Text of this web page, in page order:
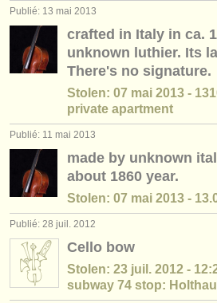
Publié: 13 mai 2013
crafted in Italy in ca.
unknown luthier. Its
There's no signature.
Stolen: 07 mai 2013 -
private apartment
Publié: 11 mai 2013
made by unknown
about 1860 year.
Stolen: 07 mai 2013 -
Publié: 28 juil. 2012
Cello bow
Stolen: 23 juil. 2012 -
subway 74 stop: